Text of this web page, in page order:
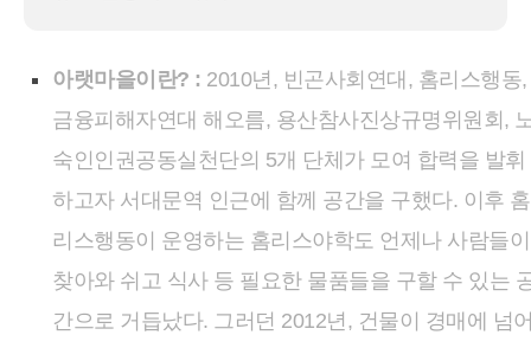
아랫마을이란? : 2010년, 빈곤사회연대, 홈리스행동,
금융피해자연대 해오름, 용산참사진상규명위원회,
숙인인권공동실천단의 5개 단체가 모여 합력을 발휘
하고자 서대문역 인근에 함께 공간을 구했다. 이후 홈
리스행동이 운영하는 홈리스야학도 언제나 사람들이
찾아와 쉬고 식사 등 필요한 물품들을 구할 수 있는
간으로 거듭났다. 그러던 2012년, 건물이 경매에 넘